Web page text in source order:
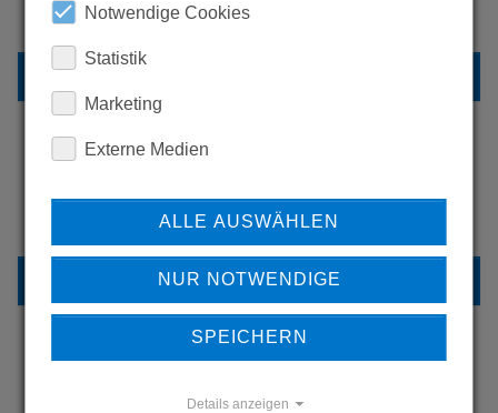
PRODUKTE SEHEN?
UNSERE REFERENZEN
REFERENZEN
HABEN SIE FRAGEN?
Notwendige Cookies
Statistik
Marketing
Externe Medien
ALLE AUSWÄHLEN
NUR NOTWENDIGE
SPEICHERN
Details anzeigen